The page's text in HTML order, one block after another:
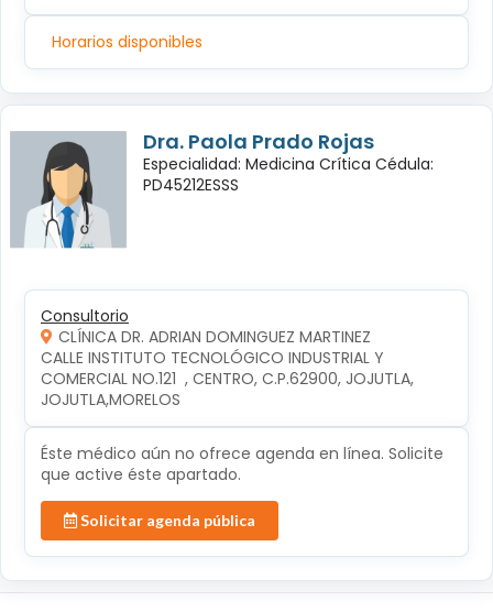
Horarios disponibles
Dra. Paola Prado Rojas
Especialidad: Medicina Crítica Cédula:
PD45212ESSS
Consultorio
CLÍNICA DR. ADRIAN DOMINGUEZ MARTINEZ
CALLE INSTITUTO TECNOLÓGICO INDUSTRIAL Y
COMERCIAL NO.121  , CENTRO, C.P.62900, JOJUTLA,
JOJUTLA,MORELOS
Éste médico aún no ofrece agenda en línea. Solicite
que active éste apartado.
Solicitar agenda pública